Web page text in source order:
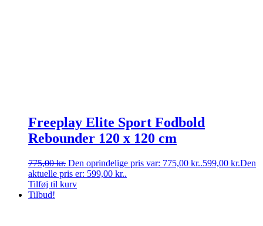
Freeplay Elite Sport Fodbold
Rebounder 120 x 120 cm
775,00kr. Den oprindelige pris var: 775,00 kr..599,00 kr.Den
aktuelle pris er: 599,00 kr..
Tilføj til kurv
Tilbud!